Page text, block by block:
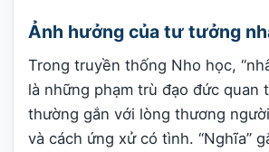
Ảnh hưởng của tư tưởng
Trong truyền thống Nho học,
là những phạm trù đạo đức quan
thường gắn với lòng thương
và cách ứng xử có tình. “Nghĩa”